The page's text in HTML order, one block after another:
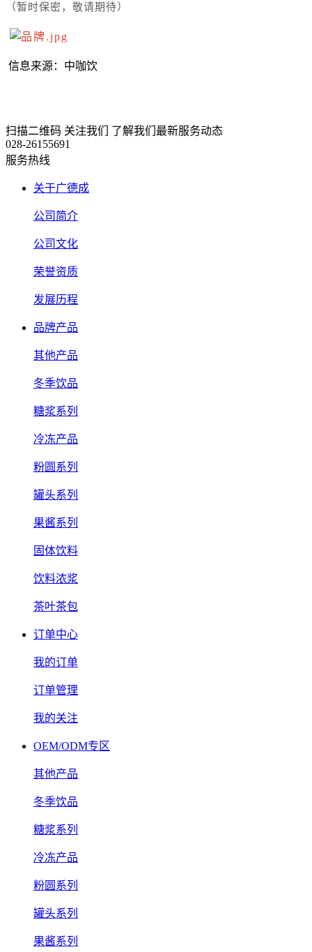
（暂时保密，敬请期待）
信息来源：中咖饮
扫描二维码 关注我们
了解我们最新服务动态
028-26155691
服务热线
关于广德成
公司简介
公司文化
荣誉资质
发展历程
品牌产品
其他产品
冬季饮品
糖浆系列
冷冻产品
粉圆系列
罐头系列
果酱系列
固体饮料
饮料浓浆
茶叶茶包
订单中心
我的订单
订单管理
我的关注
OEM/ODM专区
其他产品
冬季饮品
糖浆系列
冷冻产品
粉圆系列
罐头系列
果酱系列